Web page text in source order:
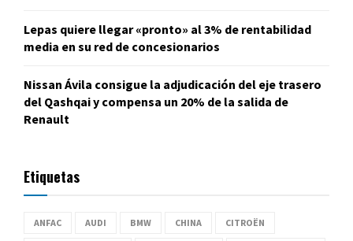
Lepas quiere llegar «pronto» al 3% de rentabilidad
media en su red de concesionarios
Nissan Ávila consigue la adjudicación del eje trasero
del Qashqai y compensa un 20% de la salida de
Renault
Etiquetas
ANFAC AUDI BMW CHINA CITROËN